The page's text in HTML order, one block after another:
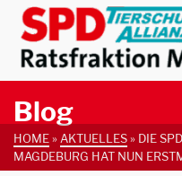
Blog
HOME» AKTUELLES» DIE
MAGDEBURG HAT NUN